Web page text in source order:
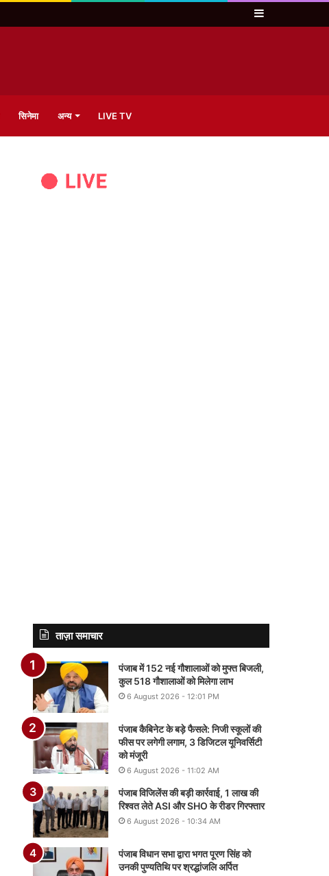
Sidebar
सिनेमा अन्य LIVE TV
ताज़ा समाचार
पंजाब में 152 नई गौशालाओं को मुफ्त बिजली,
कुल 518 गौशालाओं को मिलेगा लाभ
6 August 2026 - 12:01 PM
पंजाब कैबिनेट के बड़े फैसले: निजी स्कूलों की
फीस पर लगेगी लगाम, 3 डिजिटल यूनिवर्सिटी
को मंजूरी
6 August 2026 - 11:02 AM
पंजाब विजिलेंस की बड़ी कार्रवाई, 1 लाख की
रिश्वत लेते ASI और SHO के रीडर गिरफ्तार
6 August 2026 - 10:34 AM
पंजाब विधान सभा द्वारा भगत पूरण सिंह को
उनकी पुण्यतिथि पर श्रद्धांजलि अर्पित